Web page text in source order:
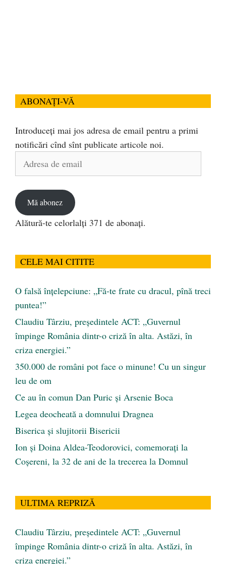
ABONAȚI-VĂ
Introduceți mai jos adresa de email pentru a primi
notificări cînd sînt publicate articole noi.
Mă abonez
Alătură-te celorlalți 371 de abonați.
CELE MAI CITITE
O falsă înțelepciune: „Fă-te frate cu dracul, pînă treci
puntea!”
Claudiu Târziu, președintele ACT: „Guvernul
împinge România dintr-o criză în alta. Astăzi, în
criza energiei.”
350.000 de români pot face o minune! Cu un singur
leu de om
Ce au în comun Dan Puric şi Arsenie Boca
Legea deocheată a domnului Dragnea
Biserica și slujitorii Bisericii
Ion și Doina Aldea-Teodorovici, comemorați la
Coșereni, la 32 de ani de la trecerea la Domnul
ULTIMA REPRIZĂ
Claudiu Târziu, președintele ACT: „Guvernul
împinge România dintr-o criză în alta. Astăzi, în
criza energiei.”